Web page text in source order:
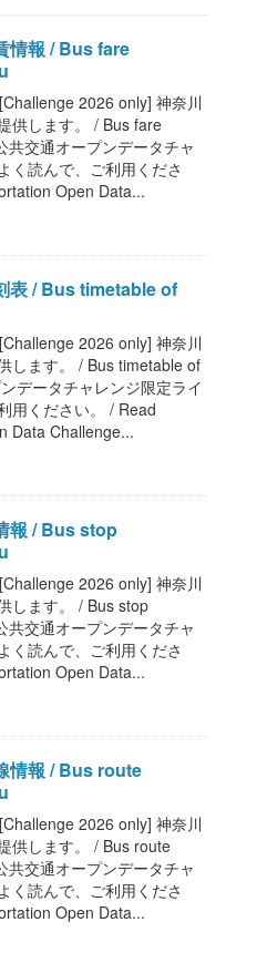
情報 / Bus fare
2026 only] 神奈川
供します。 / Bus fare
交通オープンデータチャ
く読んで、ご利用くださ
Open Data...
表 / Bus timetable of
2026 only] 神奈川
します。 / Bus timetable of
データチャレンジ限定ライ
用ください。 / Read
Data Challenge...
報 / Bus stop
2026 only] 神奈川
します。 / Bus stop
交通オープンデータチャ
く読んで、ご利用くださ
Open Data...
情報 / Bus route
2026 only] 神奈川
供します。 / Bus route
交通オープンデータチャ
く読んで、ご利用くださ
Open Data...